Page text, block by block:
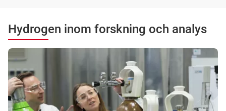
Hydrogen inom forskning och analys